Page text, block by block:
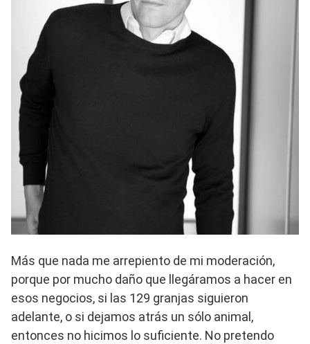
Más que nada me arrepiento de mi moderación,
porque por mucho daño que llegáramos a hacer en
esos negocios, si las 129 granjas siguieron
adelante, o si dejamos atrás un sólo animal,
entonces no hicimos lo suficiente. No pretendo